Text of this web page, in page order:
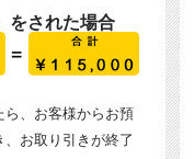
をされた場合
ら、お客様からお預
お取り引きが終了